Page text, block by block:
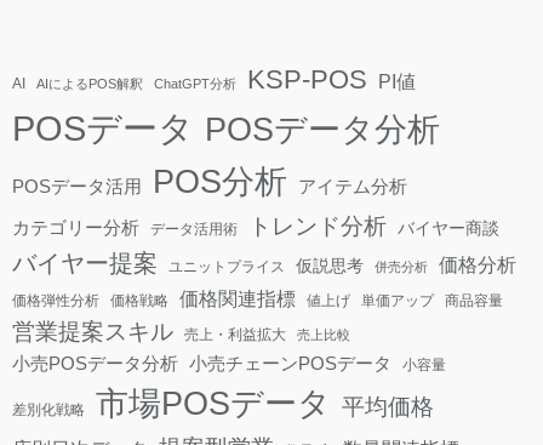
AI AIによるPOS解釈 ChatGPT分析 KSP-POS PI値
POSデータ POSデータ分析
POSデータ活用 POS分析 アイテム分析
カテゴリー分析 データ活用術 トレンド分析 バイヤー商談
バイヤー提案 ユニットプライス 仮説思考 併売分析 価格分析
価格弾性分析 価格戦略 価格関連指標 値上げ 単価アップ 商品容量
営業提案スキル 売上・利益拡大 売上比較
小売POSデータ分析 小売チェーンPOSデータ 小容量
差別化戦略 市場POSデータ 平均価格